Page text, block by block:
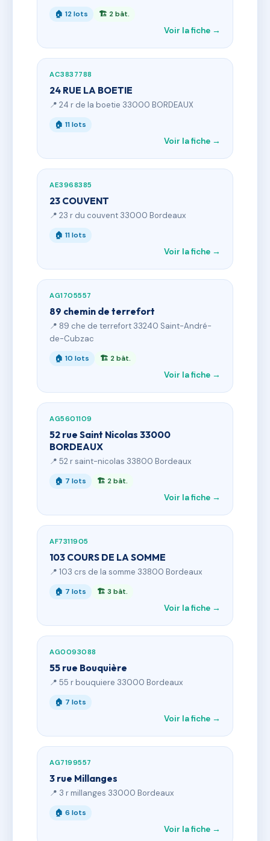
🏠 12 lots 🏗 2 bât.
Voir la fiche →
AC3837788
24 RUE LA BOETIE
📍 24 r de la boetie 33000 BORDEAUX
🏠 11 lots
Voir la fiche →
AE3968385
23 COUVENT
📍 23 r du couvent 33000 Bordeaux
🏠 11 lots
Voir la fiche →
AG1705557
89 chemin de terrefort
📍 89 che de terrefort 33240 Saint-André-
de-Cubzac
🏠 10 lots 🏗 2 bât.
Voir la fiche →
AG5601109
52 rue Saint Nicolas 33000
BORDEAUX
📍 52 r saint-nicolas 33800 Bordeaux
🏠 7 lots 🏗 2 bât.
Voir la fiche →
AF7311905
103 COURS DE LA SOMME
📍 103 crs de la somme 33800 Bordeaux
🏠 7 lots 🏗 3 bât.
Voir la fiche →
AG0093088
55 rue Bouquière
📍 55 r bouquiere 33000 Bordeaux
🏠 7 lots
Voir la fiche →
AG7199557
3 rue Millanges
📍 3 r millanges 33000 Bordeaux
🏠 6 lots
Voir la fiche →